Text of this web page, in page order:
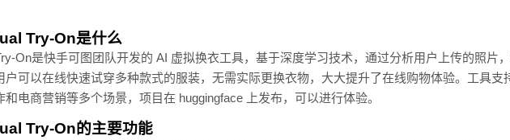
Try-On是什么
On是快手可图团队开发的 AI 虚拟换衣工具，基于深度学习技术，通过分析用户上传的照片
户可以在线快速试穿多种款式的服装，无需实际更换衣物，大大提升了在线购物体验。工具支
电商营销等多个场景，项目在 huggingface 上发布，可以进行体验。
Try-On的主要功能